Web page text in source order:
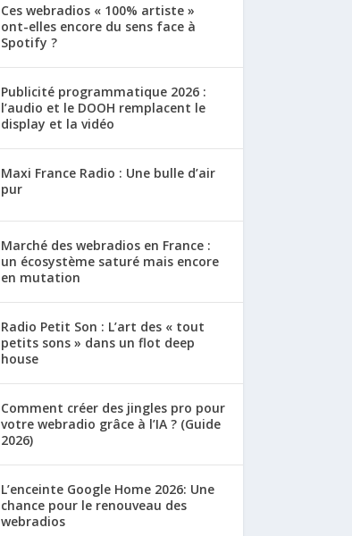
Ces webradios « 100% artiste »
ont-elles encore du sens face à
Spotify ?
Publicité programmatique 2026 :
l’audio et le DOOH remplacent le
display et la vidéo
Maxi France Radio : Une bulle d’air
pur
Marché des webradios en France :
un écosystème saturé mais encore
en mutation
Radio Petit Son : L’art des « tout
petits sons » dans un flot deep
house
Comment créer des jingles pro pour
votre webradio grâce à l’IA ? (Guide
2026)
L’enceinte Google Home 2026: Une
chance pour le renouveau des
webradios